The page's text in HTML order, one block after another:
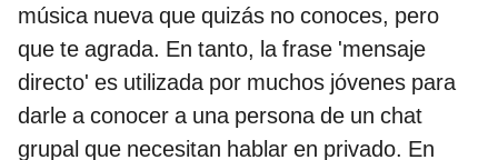
música nueva que quizás no conoces, pero
que te agrada. En tanto, la frase 'mensaje
directo' es utilizada por muchos jóvenes para
darle a conocer a una persona de un chat
grupal que necesitan hablar en privado. En